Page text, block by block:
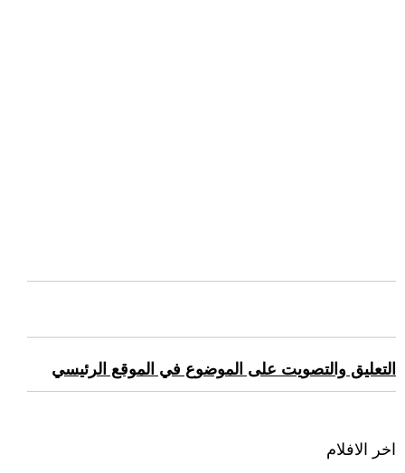
التعليق والتصويت على الموضوع في الموقع الرئيسي
اخر الافلام